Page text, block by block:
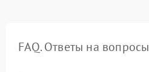
FAQ. Ответы на вопросы